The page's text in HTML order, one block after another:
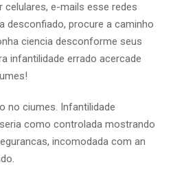
celulares, e-mails esse redes
desconfiado, procure a caminho
ciencia desconforme seus
infantilidade errado acercade
no ciumes. Infantilidade
como controlada mostrando
incomodada com an